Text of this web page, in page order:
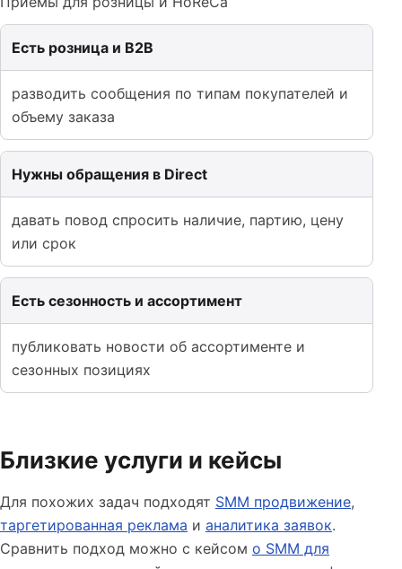
Есть розница и B2B
разводить сообщения по типам покупателей и
объему заказа
Нужны обращения в Direct
давать повод спросить наличие, партию, цену
или срок
Есть сезонность и ассортимент
публиковать новости об ассортименте и
сезонных позициях
Близкие услуги и кейсы
Для похожих задач подходят SMM продвижение,
таргетированная реклама и аналитика заявок.
Сравнить подход можно с кейсом о SMM для